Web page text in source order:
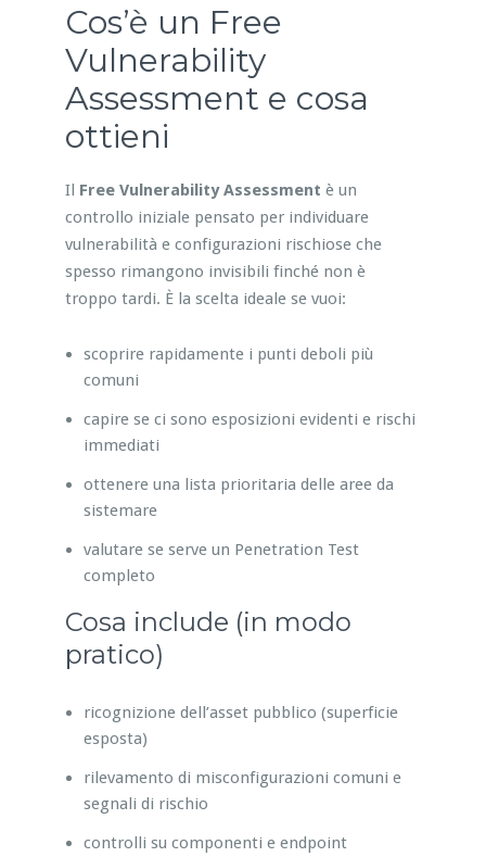
Cos’è un Free
Vulnerability
Assessment e cosa
ottieni
Il Free Vulnerability Assessment è un
controllo iniziale pensato per individuare
vulnerabilità e configurazioni rischiose che
spesso rimangono invisibili finché non è
troppo tardi. È la scelta ideale se vuoi:
scoprire rapidamente i punti deboli più
comuni
capire se ci sono esposizioni evidenti e rischi
immediati
ottenere una lista prioritaria delle aree da
sistemare
valutare se serve un Penetration Test
completo
Cosa include (in modo
pratico)
ricognizione dell’asset pubblico (superficie
esposta)
rilevamento di misconfigurazioni comuni e
segnali di rischio
controlli su componenti e endpoint